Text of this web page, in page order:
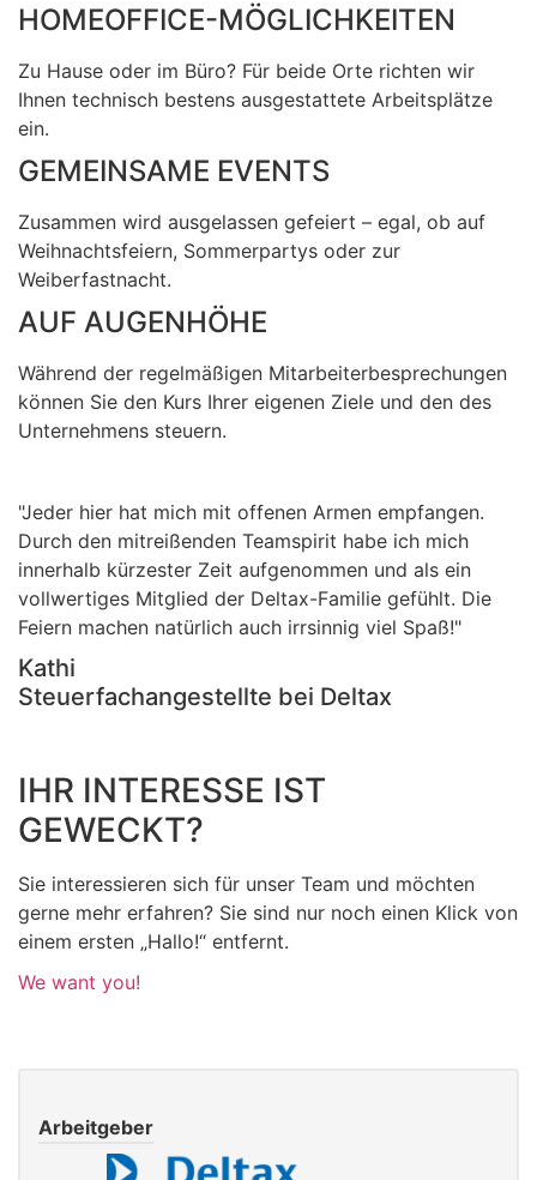
HOMEOFFICE-MÖGLICHKEITEN
Zu Hause oder im Büro? Für beide Orte richten wir
Ihnen technisch bestens ausgestattete Arbeitsplätze
ein.
GEMEINSAME EVENTS
Zusammen wird ausgelassen gefeiert – egal, ob auf
Weihnachtsfeiern, Sommerpartys oder zur
Weiberfastnacht.
AUF AUGENHÖHE
Während der regelmäßigen Mitarbeiterbesprechungen
können Sie den Kurs Ihrer eigenen Ziele und den des
Unternehmens steuern.
"Jeder hier hat mich mit offenen Armen empfangen.
Durch den mitreißenden Teamspirit habe ich mich
innerhalb kürzester Zeit aufgenommen und als ein
vollwertiges Mitglied der Deltax-Familie gefühlt. Die
Feiern machen natürlich auch irrsinnig viel Spaß!"
Kathi
Steuerfachangestellte bei Deltax
IHR INTERESSE IST
GEWECKT?
Sie interessieren sich für unser Team und möchten
gerne mehr erfahren? Sie sind nur noch einen Klick von
einem ersten „Hallo!“ entfernt.
We want you!
Arbeitgeber